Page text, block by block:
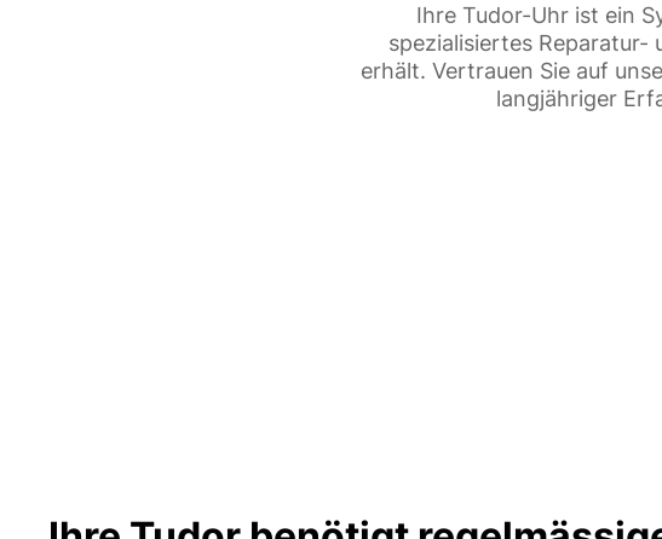
Ihre Tudor-Uhr ist ein
spezialisiertes Reparatur-
erhält. Vertrauen Sie auf
langjähriger